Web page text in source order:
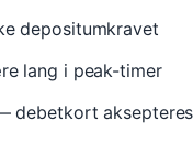
depositumkravet
lang i peak-timer
debetkort